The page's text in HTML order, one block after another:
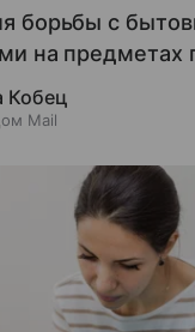
борьбы с
на предметах
Кобец
Mail